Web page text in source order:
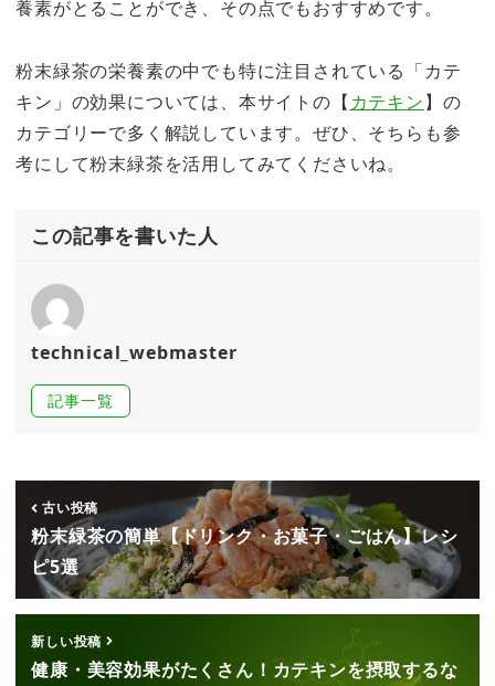
養素がとることができ、その点でもおすすめです。
粉末緑茶の栄養素の中でも特に注目されている「カテ
キン」の効果については、本サイトの【 カテキン】の
カテゴリーで多く解説しています。ぜひ、そちらも参
考にして粉末緑茶を活用してみてくださいね。
この記事を書いた人
technical_webmaster
記事一覧
古い投稿
粉末緑茶の簡単【ドリンク・お菓子・ごはん】レシ
ピ5選
新しい投稿
健康・美容効果がたくさん！カテキンを摂取するな